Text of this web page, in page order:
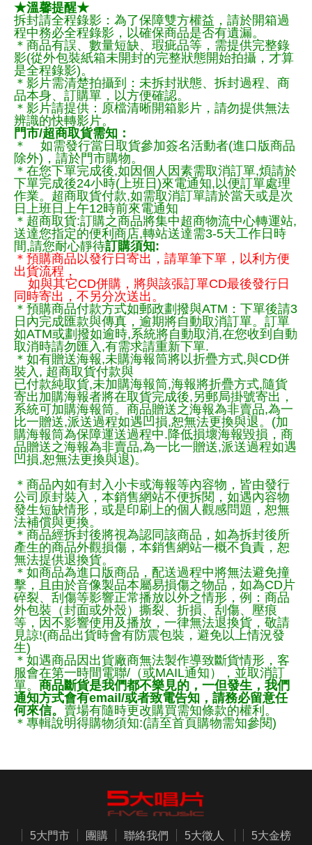
★溫馨提醒★
拆封請全程錄影：為了保障雙方權益，請於開箱過
程中務必全程錄影，以確保商品是否有遺漏。
＊商品有誤、數量短缺、瑕疵品等，需提供完整錄
影(從外包裝紙箱未開封的完整狀態開始拍攝，才算
是全程錄影)。
＊影片需清楚拍攝到：未拆封狀態、拆封過程、商
品本身、訂購單，以方便確認。
＊影片請提供：原檔清晰開箱影片，請勿提供無法
辨識的快轉影片。
門市/超商取貨需知：
＊ 如需發行當日取貨參加簽名活動者(進口版商品
除外)，請於門市購物。
＊在您下單完成後,如因個人因素需取消訂單,煩請於
下單完成後24小時(上班日)來電通知,以便訂單處理
作業。超商取貨付款,如需取消訂單請於當天或是次
日上班日上午12時前來電通知
＊超商取貨:訂購之商品將集中超商物流中心轉運站,
送達您指定的便利商店,轉站送達需3-5天工作日時
間,請您耐心靜待訂購須知:
＊預購商品以發行日寄出，請單筆下單，以利方便
出貨流程，
如與其它CD併購，將與該張訂單CD最後發行日
同時寄出，不另分次送出。
＊預購商品付款方式如郵政劃撥與ATM：下單後請3
日內完成匯款與傳真，逾期將自動取消訂單。訂單
如ATM或劃撥如逾時,系統將自動取消,在您收到自動
取消時請勿匯入,有需求請重新下單.
＊如有贈送海報,未購海報筒將以折疊方式,與CD併
裝入, 超商取貨付款與
已付款純取貨,未加購海報筒,海報將折疊方式,隨貨
寄出加購海報者將在取貨完成後,另郵局掛號寄出，
系統可加購海報筒。商品贈送之海報為非賣品,為一
比一贈送,派送過程如遇凹損,恕無法更換與退。(加
購海報筒為保障運送過程中.降低損壞海報毀損，商
品贈送之海報為非賣品,為一比一贈送,派送過程如遇
凹損,恕無法更換與退)。
＊商品內如有封入小卡或海報等內容物，皆由發行
公司原封裝入，本銷售網站不便拆閱，如遇內容物
發生短缺情形，或是印刷上的個人觀感問題，恕無
法補償與更換。
＊商品經拆封後將視為認同該商品，如為拆封後所
產生的商品外觀損傷，本銷售網站一概不負責，恕
無法提供退換貨。
＊如商品為進口版商品，配送過程中將無法避免撞
擊，且由於音像製品本屬易損傷之物品，如為CD片
碎裂、刮傷等影響正常播放以外之情形，例：商品
外包裝（封面或外殼）撕裂、折損、刮傷、壓痕
等，因不影響使用及播放，一律無法退換貨，敬請
見諒!(商品出貨時會有防震包裝，避免以上情況發
生)
＊如遇商品因出貨廠商無法製作導致斷貨情形，客
服會在第一時間電聯/（或MAIL通知），並取消訂
單。 商品斷貨是我們都不樂見的，一但發生，我們
通知方式會有email/或者致電告知，請務必留意任
何來信。 賣場有隨時更改購買需知條款的權利。
＊專輯說明得購物須知:(請至首頁購物需知參閱)
5大門市 團購 聯絡我們 5大徵人 5大金榜